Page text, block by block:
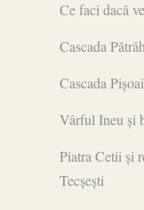
Ce faci dacă
Cascada
Cascada
Vârful Ineu și
Piatra Cetii și
Tecșești